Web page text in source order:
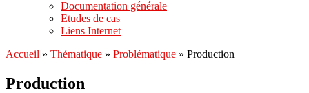
Documentation générale
Etudes de cas
Liens Internet
Accueil » Thématique » Problématique » Production
Production